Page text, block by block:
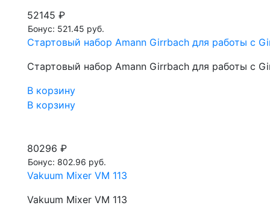
52145 ₽
Бонус: 521.45 руб.
Стартовый набор Amann Girrbach для работы с
Стартовый набор Amann Girrbach для работы с
В корзину
В корзину
80296 ₽
Бонус: 802.96 руб.
Vakuum Mixer VM 113
Vakuum Mixer VM 113